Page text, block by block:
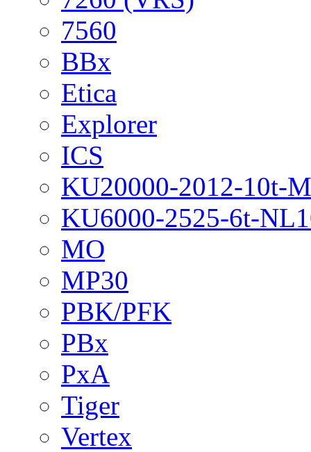
7560
BBx
Etica
Explorer
ICS
KU20000-2012-10t-
KU6000-2525-6t-
MO
MP30
PBK/PFK
PBx
PxA
Tiger
Vertex